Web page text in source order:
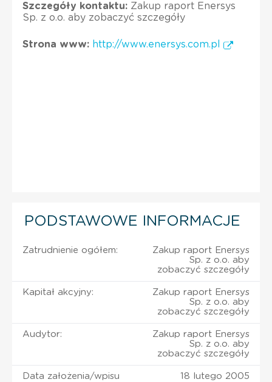
Szczegóły kontaktu: Zakup raport Enersys
Sp. z o.o. aby zobaczyć szczegóły
Strona www: http://www.enersys.com.pl
PODSTAWOWE INFORMACJE
Zatrudnienie ogółem:
Zakup raport Enersys
Sp. z o.o. aby
zobaczyć szczegóły
Kapitał akcyjny:
Zakup raport Enersys
Sp. z o.o. aby
zobaczyć szczegóły
Audytor:
Zakup raport Enersys
Sp. z o.o. aby
zobaczyć szczegóły
Data założenia/wpisu
18 lutego 2005